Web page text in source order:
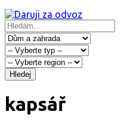
Hledej
kapsář